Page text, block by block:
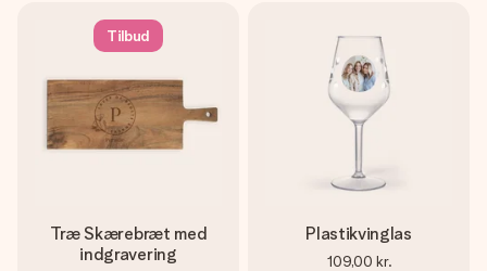
Tilbud
Træ Skærebræt med
indgravering
Plastikvinglas
109,00 kr.